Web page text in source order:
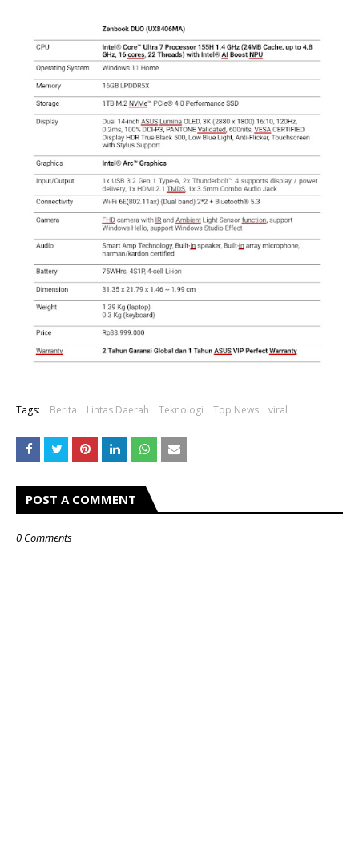
Tags: Berita Lintas Daerah Teknologi Top News viral
POST A COMMENT
0 Comments